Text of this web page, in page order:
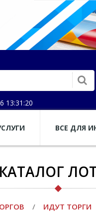
13:31:20
ВСЕ ДЛЯ
КАТАЛОГ
/ ИДУТ ТОРГИ